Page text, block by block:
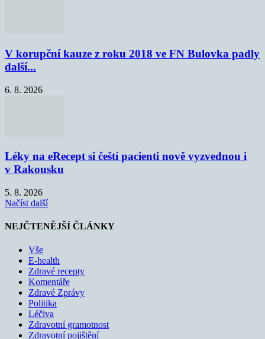
V korupční kauze z roku 2018 ve FN Bulovka padly
další...
6. 8. 2026
Léky na eRecept si čeští pacienti nově vyzvednou i
v Rakousku
5. 8. 2026
Načíst další
NEJČTENĚJŠÍ ČLÁNKY
Vše
E-health
Zdravé recepty
Komentáře
Zdravé Zprávy
Politika
Léčiva
Zdravotní gramotnost
Zdravotní pojištění